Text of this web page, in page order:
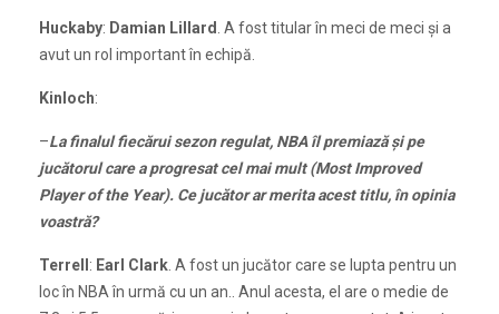
Huckaby: Damian Lillard . A fost titular în meci de meci şi a
avut un rol important în echipă.
Kinloch:
–La finalul fiecărui sezon regulat, NBA îl premiază şi pe
jucătorul care a progresat cel mai mult (Most Improved
Player of the Year). Ce jucător ar merita acest titlu, în opinia
voastră?
Terrell : Earl Clark . A fost un jucător care se lupta pentru un
loc în NBA în urmă cu un an.. Anul acesta, el are o medie de